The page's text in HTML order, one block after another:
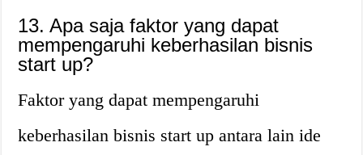
13. Apa saja faktor yang dapat
mempengaruhi keberhasilan bisnis
start up?
Faktor yang dapat mempengaruhi
keberhasilan bisnis start up antara lain ide